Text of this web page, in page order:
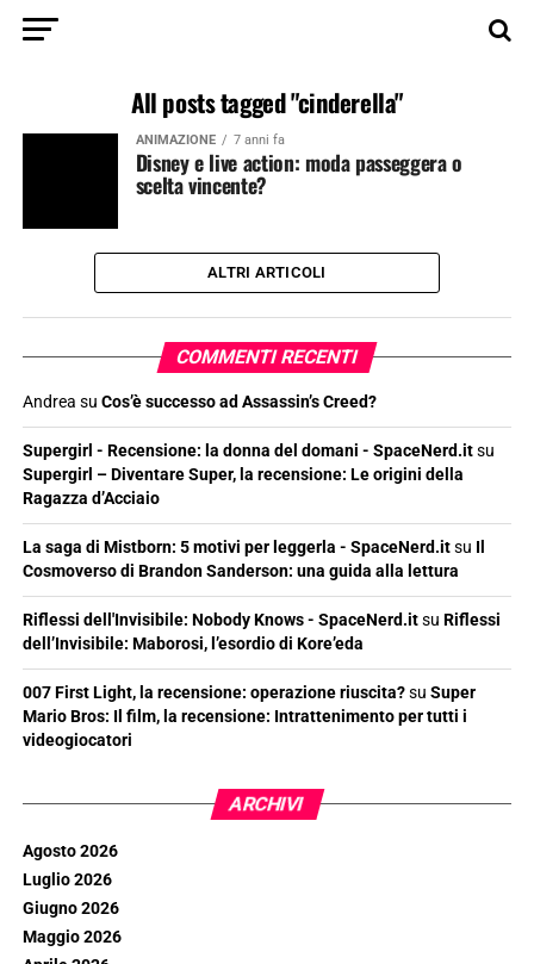
All posts tagged "cinderella"
ANIMAZIONE 7 anni fa
Disney e live action: moda passeggera o
scelta vincente?
ALTRI ARTICOLI
COMMENTI RECENTI
Andrea su Cos’è successo ad Assassin’s Creed?
Supergirl - Recensione: la donna del domani - SpaceNerd.itsu
Supergirl – Diventare Super, la recensione: Le origini della
Ragazza d’Acciaio
La saga di Mistborn: 5 motivi per leggerla - SpaceNerd.itsu Il
Cosmoverso di Brandon Sanderson: una guida alla lettura
Riflessi dell'Invisibile: Nobody Knows - SpaceNerd.itsu Riflessi
dell’Invisibile: Maborosi, l’esordio di Kore’eda
007 First Light, la recensione: operazione riuscita?su Super
Mario Bros: Il film, la recensione: Intrattenimento per tutti i
videogiocatori
ARCHIVI
Agosto 2026
Luglio 2026
Giugno 2026
Maggio 2026